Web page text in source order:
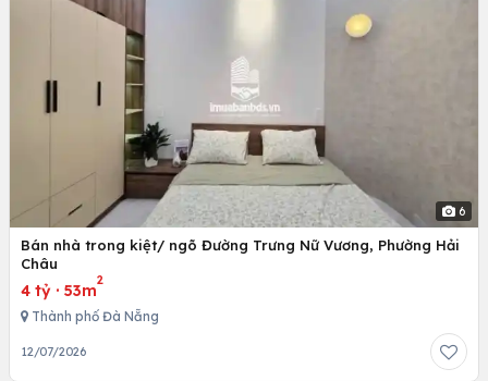
6
Bán nhà trong kiệt/ ngõ Đường Trưng Nữ Vương, Phường Hải
Châu
4 tỷ · 53m
2
Thành phố Đà Nẵng
12/07/2026